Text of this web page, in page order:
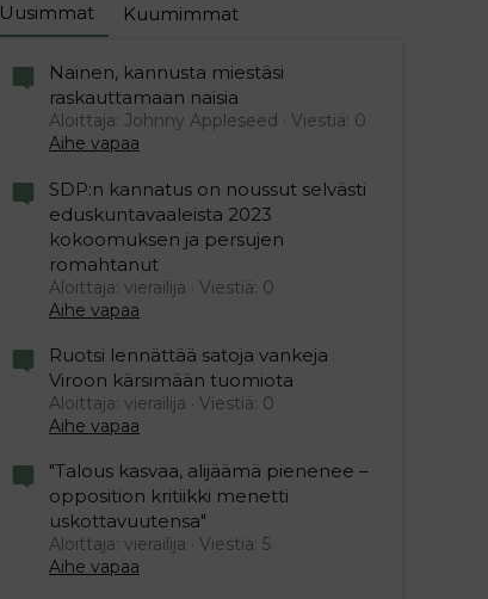
Uusimmat Kuumimmat
Nainen, kannusta miestäsi
raskauttamaan naisia
Aloittaja: Johnny Appleseed
Viestiä: 0
Aihe vapaa
SDP:n kannatus on noussut selvästi
eduskuntavaaleista 2023
kokoomuksen ja persujen
romahtanut
Aloittaja: vierailija
Viestiä: 0
Aihe vapaa
Ruotsi lennättää satoja vankeja
Viroon kärsimään tuomiota
Aloittaja: vierailija
Viestiä: 0
Aihe vapaa
"Talous kasvaa, alijäämä pienenee –
opposition kritiikki menetti
uskottavuutensa"
Aloittaja: vierailija
Viestiä: 5
Aihe vapaa